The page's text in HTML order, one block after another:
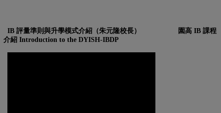
IB 評量準則與升學模式介紹（朱元隆校長）
園高 IB 課程
介紹 Introduction to the DYISH-IBDP